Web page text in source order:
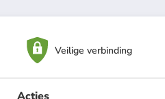
Veilige verbinding